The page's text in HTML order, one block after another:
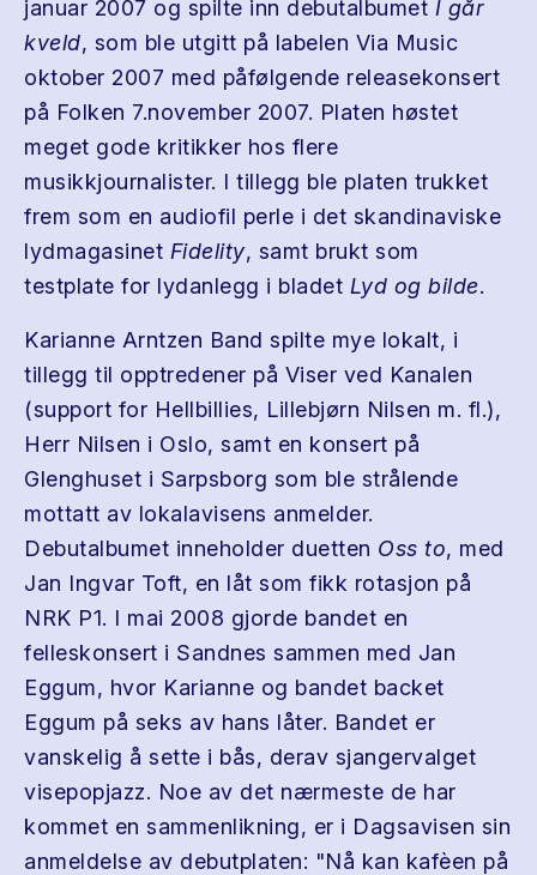
januar 2007 og spilte inn debutalbumet I går
kveld, som ble utgitt på labelen Via Music
oktober 2007 med påfølgende releasekonsert
på Folken 7.november 2007. Platen høstet
meget gode kritikker hos flere
musikkjournalister. I tillegg ble platen trukket
frem som en audiofil perle i det skandinaviske
lydmagasinet Fidelity, samt brukt som
testplate for lydanlegg i bladet Lyd og bilde.
Karianne Arntzen Band spilte mye lokalt, i
tillegg til opptredener på Viser ved Kanalen
(support for Hellbillies, Lillebjørn Nilsen m. fl.),
Herr Nilsen i Oslo, samt en konsert på
Glenghuset i Sarpsborg som ble strålende
mottatt av lokalavisens anmelder.
Debutalbumet inneholder duetten Oss to, med
Jan Ingvar Toft, en låt som fikk rotasjon på
NRK P1. I mai 2008 gjorde bandet en
felleskonsert i Sandnes sammen med Jan
Eggum, hvor Karianne og bandet backet
Eggum på seks av hans låter. Bandet er
vanskelig å sette i bås, derav sjangervalget
visepopjazz. Noe av det nærmeste de har
kommet en sammenlikning, er i Dagsavisen sin
anmeldelse av debutplaten: "Nå kan kafèen på